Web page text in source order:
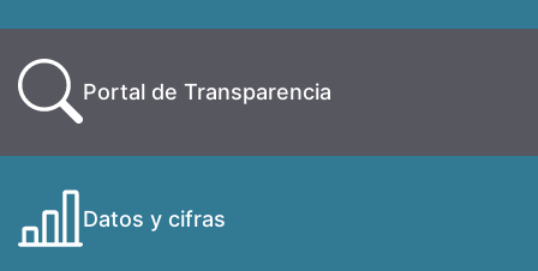
Portal de Transparencia
Datos y cifras